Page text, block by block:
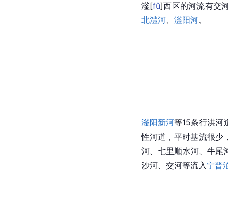
滏[fǔ]西区的河流有交
北澧河、 滏阳河、
滏阳新河等15条行洪河
性河道，平时基流很少
河、七里顺水河、牛尾
沙河、 交河等流入宁晋